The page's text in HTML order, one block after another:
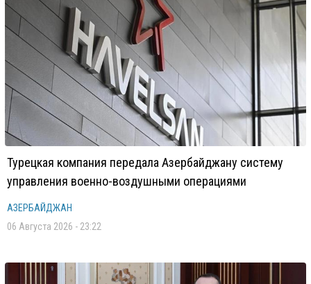
Турецкая компания передала Азербайджану систему
управления военно-воздушными операциями
АЗЕРБАЙДЖАН
06 Августа 2026 - 23:22